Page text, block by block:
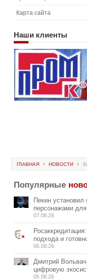
Карта сайта
Наши клиенты
ГЛАВНАЯ НОВОСТИ
Популярные
Пекин
персонажами
07.08.26
подхода и
06.08.26
Дмитрий
цифровую
05.08.26